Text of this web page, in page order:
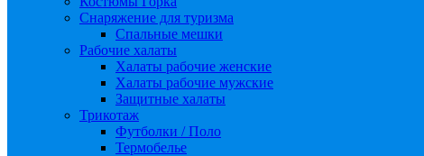
Снаряжение для туризма
Спальные мешки
Рабочие халаты
Халаты рабочие женские
Халаты рабочие мужские
Защитные халаты
Трикотаж
Футболки / Поло
Термобелье